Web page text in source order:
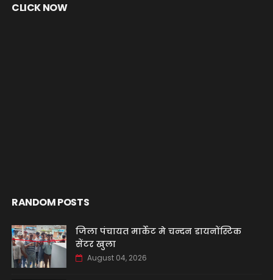
CLICK NOW
RANDOM POSTS
जिला पंचायत मार्केट मे चन्दन डायनोंस्टिक
सेंटर खुला
August 04, 2026